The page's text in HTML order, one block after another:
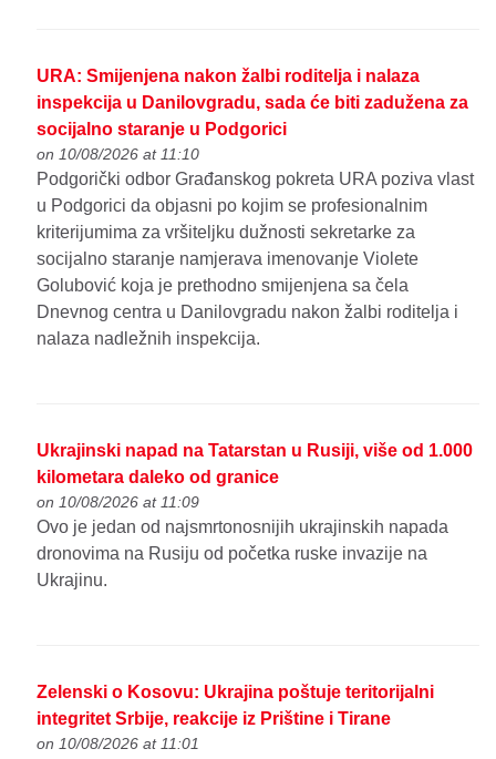
URA: Smijenjena nakon žalbi roditelja i nalaza
inspekcija u Danilovgradu, sada će biti zadužena za
socijalno staranje u Podgorici
on 10/08/2026 at 11:10
Podgorički odbor Građanskog pokreta URA poziva vlast
u Podgorici da objasni po kojim se profesionalnim
kriterijumima za vršiteljku dužnosti sekretarke za
socijalno staranje namjerava imenovanje Violete
Golubović koja je prethodno smijenjena sa čela
Dnevnog centra u Danilovgradu nakon žalbi roditelja i
nalaza nadležnih inspekcija.
Ukrajinski napad na Tatarstan u Rusiji, više od 1.000
kilometara daleko od granice
on 10/08/2026 at 11:09
Ovo je jedan od najsmrtonosnijih ukrajinskih napada
dronovima na Rusiju od početka ruske invazije na
Ukrajinu.
Zelenski o Kosovu: Ukrajina poštuje teritorijalni
integritet Srbije, reakcije iz Prištine i Tirane
on 10/08/2026 at 11:01